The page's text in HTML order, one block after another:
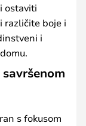
ostaviti
različite boje i
i
s fokusom